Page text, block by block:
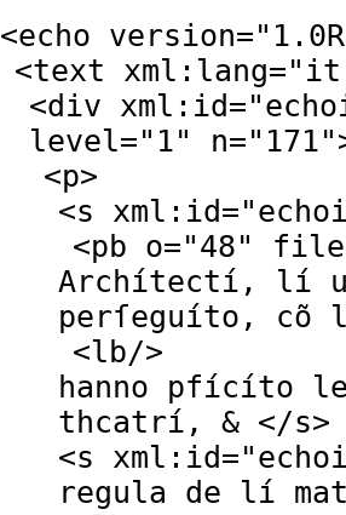
<echo version="
<text xml:lang=" it
<div xml:id="
level=" 1" n=" 171
<p>
<s xml:id="
<pb o="48" file
Archítectí, lí
perſeguíto, cõ
<lb/>
hanno pfícíto
thcatrí, & </s>
<s xml:id="
regula de lí